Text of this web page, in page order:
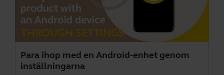
Para ihop med en Android-enhet genom
inställningarna